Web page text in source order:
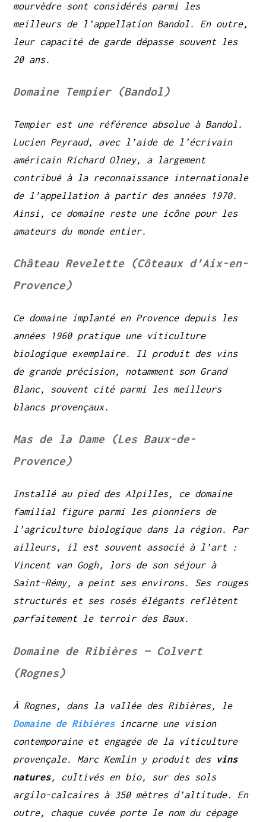
mourvèdre sont considérés parmi les
meilleurs de l’appellation Bandol. En outre,
leur capacité de garde dépasse souvent les
20 ans.
Domaine Tempier (Bandol)
Tempier est une référence absolue à Bandol.
Lucien Peyraud, avec l’aide de l’écrivain
américain Richard Olney, a largement
contribué à la reconnaissance internationale
de l’appellation à partir des années 1970.
Ainsi, ce domaine reste une icône pour les
amateurs du monde entier.
Château Revelette (Côteaux d’Aix-en-
Provence)
Ce domaine implanté en Provence depuis les
années 1960 pratique une viticulture
biologique exemplaire. Il produit des vins
de grande précision, notamment son Grand
Blanc, souvent cité parmi les meilleurs
blancs provençaux.
Mas de la Dame (Les Baux-de-
Provence)
Installé au pied des Alpilles, ce domaine
familial figure parmi les pionniers de
l’agriculture biologique dans la région. Par
ailleurs, il est souvent associé à l’art :
Vincent van Gogh, lors de son séjour à
Saint-Rémy, a peint ses environs. Ses rouges
structurés et ses rosés élégants reflètent
parfaitement le terroir des Baux.
Domaine de Ribières — Colvert
(Rognes)
À Rognes, dans la vallée des Ribières, le
Domaine de Ribièresincarne une vision
contemporaine et engagée de la viticulture
provençale. Marc Kemlin y produit des vins
natures, cultivés en bio, sur des sols
argilo-calcaires à 350 mètres d’altitude. En
outre, chaque cuvée porte le nom du cépage